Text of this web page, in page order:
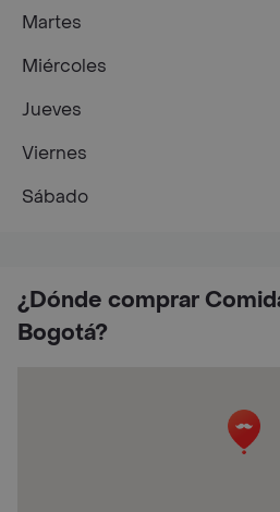
¿Dónde comprar
Bogotá?
Martes
Miércoles
Jueves
Viernes
Sábado